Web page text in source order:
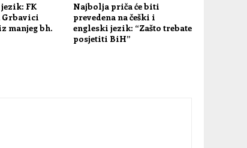
FK
Grbavici
manjeg bh.
Najbolja priča će biti
prevedena na češki i
engleski jezik: “Zašto trebate
posjetiti BiH”